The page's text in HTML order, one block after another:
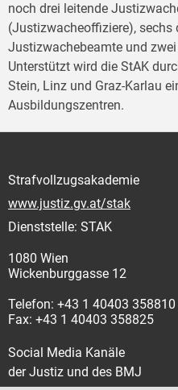
noch drei leitende
(Justizwacheoffiziere), sechs
Justizwachebeamte und
Unterstützt wird die StAK
Stein, Linz und Graz-Karlau
Ausbildungszentren.
Strafvollzugsakademie
www.justiz.gv.at/stak
Dienststelle: STAK
1080 Wien
Wickenburggasse 12
Telefon: +43 1 40403 358810
Fax: +43 1 40403 358825
Social Media Kanäle
der Justiz und des BMJ